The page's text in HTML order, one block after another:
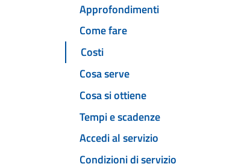
Approfondimenti
Come fare
Costi
Cosa serve
Cosa si ottiene
Tempi e scadenze
Accedi al servizio
Condizioni di servizio